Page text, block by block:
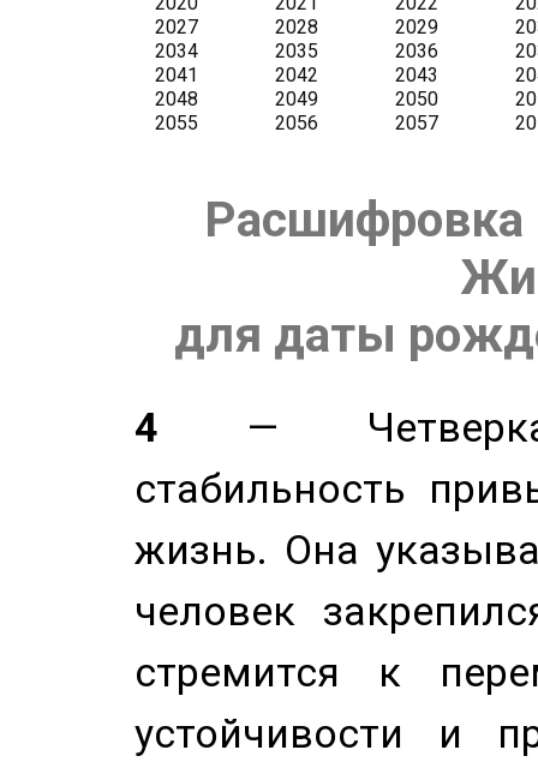
Расшифровка
для даты
4 — Четверка
стабильность
жизнь. Она
человек
стремится к
устойчивости и